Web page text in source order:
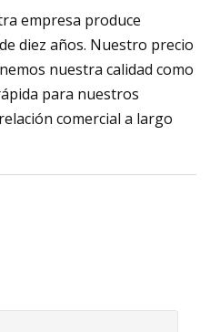
empresa produce
diez años. Nuestro precio
nuestra calidad como
para nuestros
comercial a largo